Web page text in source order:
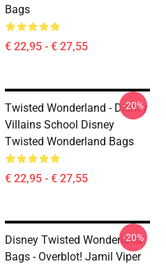
Bags
€ 22,95 - € 27,55
Twisted Wonderland - Disney
Villains School Disney
Twisted Wonderland Bags
€ 22,95 - € 27,55
-20%
Disney Twisted Wonderland
Bags - Overblot! Jamil Viper
-20%